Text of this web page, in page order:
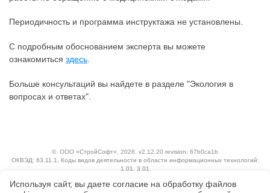
Периодичность и программа инструктажа не установлены.
С подробным обоснованием эксперта вы можете
ознакомиться здесь
Больше консультаций вы найдете в разделе "Экология в
вопросах и ответах".
© ООО «СтройСофт», 2026, v2.12.20 revision: 67b0ca1b
ОКВЭД: 63.11.1, Коды видов деятельности в области информационных технологий:
1.01, 3.01
Технологии
Используя сайт, вы даете согласие на обработку файлов